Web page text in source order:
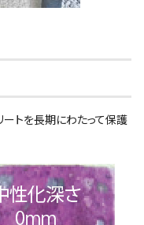
ートを長期にわたって保護